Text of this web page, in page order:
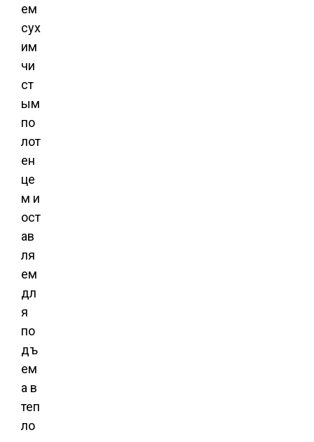
ем
сух
им
чи
ст
ым
по
лот
ен
це
м и
ост
ав
ля
ем
дл
я
по
дъ
ем
а в
теп
ло